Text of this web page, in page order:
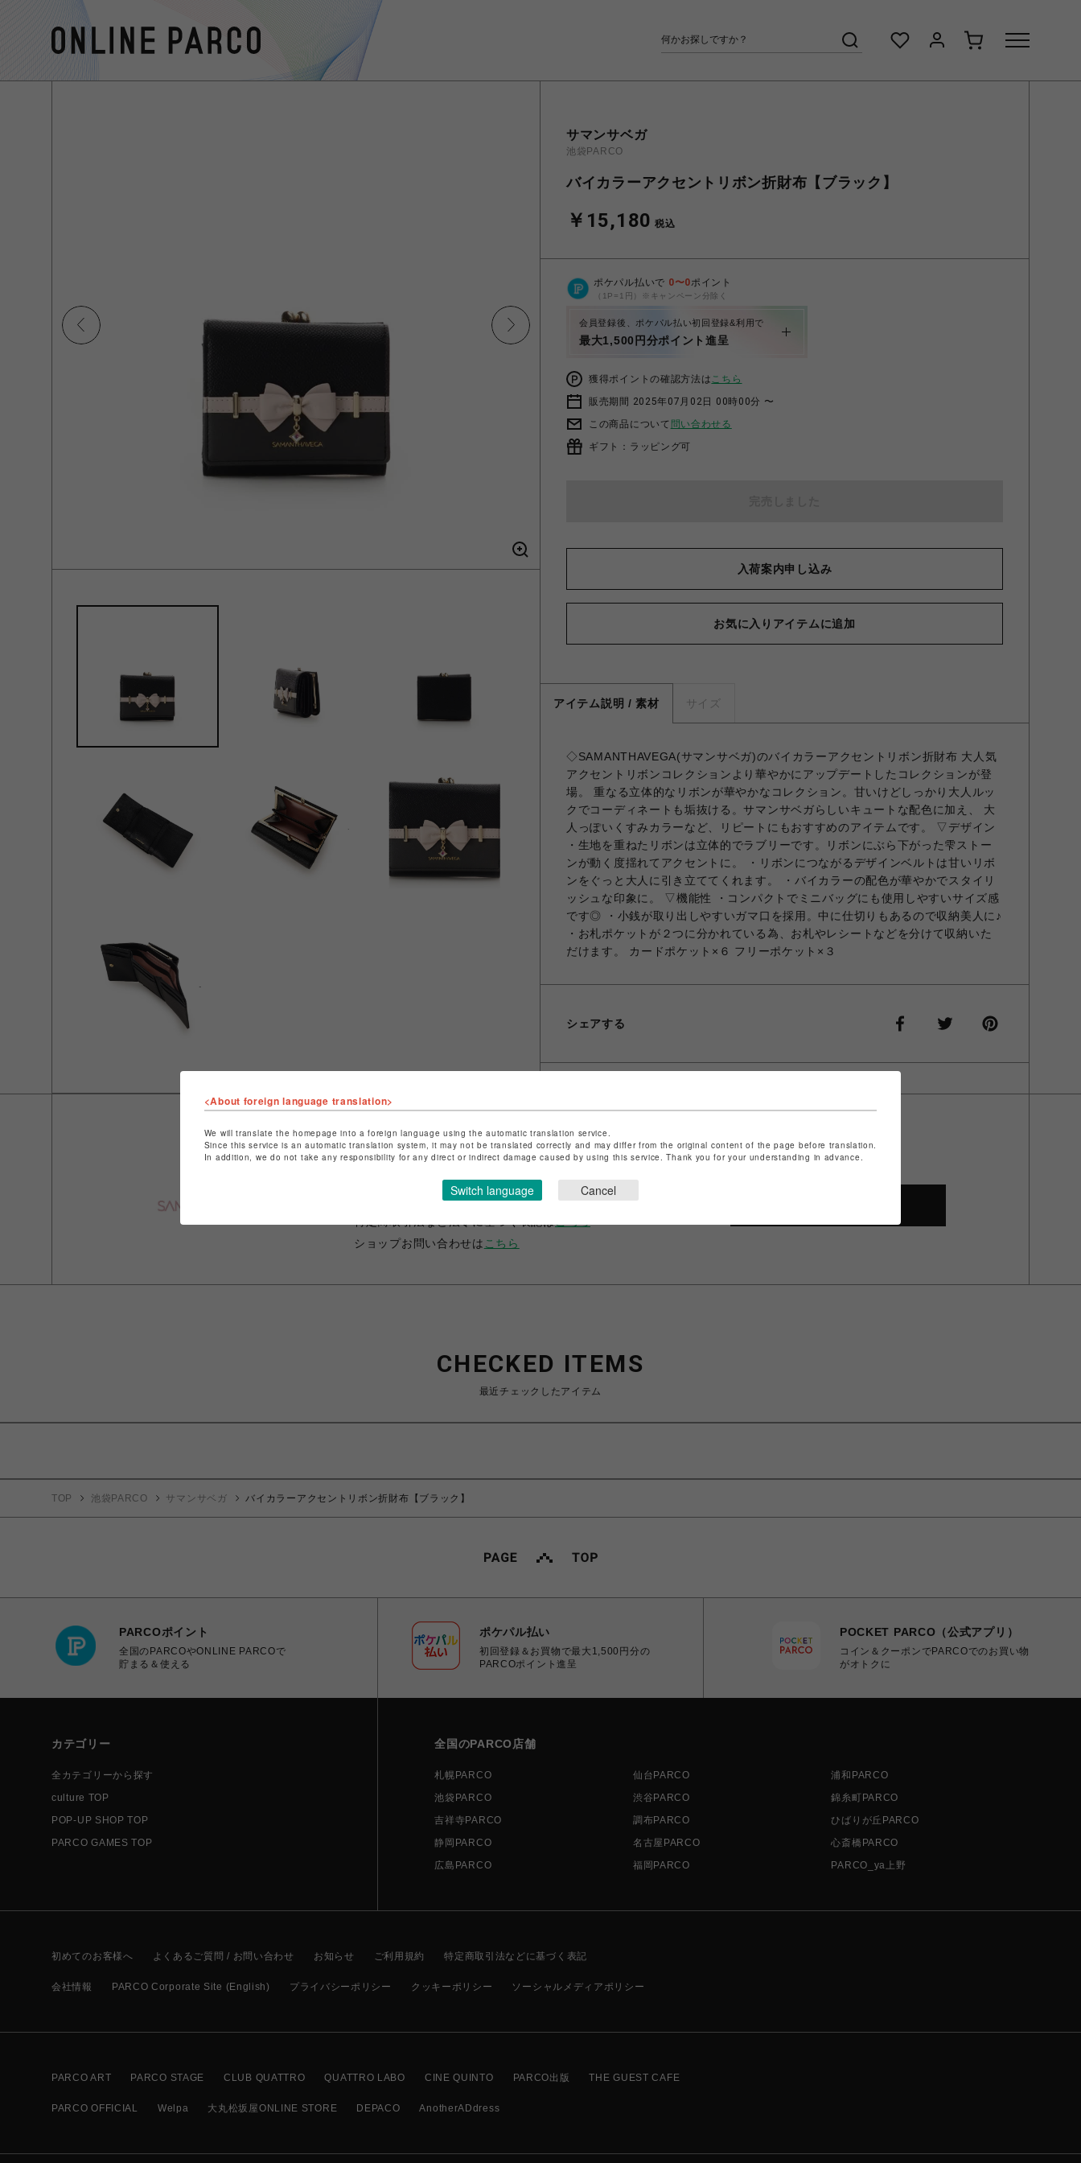
サマンサベガ
池袋PARCO
バイカラーアクセントリボン折財布【ブラック】
￥15,180 税込
ポケパル払いで 0〜0ポイント
（1P=1円）※キャンペーン分除く
会員登録後、ポケパル払い初回登録&利用で
最大1,500円分ポイント進呈
獲得ポイントの確認方法はこちら
販売期間 2025年07月02日 00時00分 〜
この商品について 問い合わせる
ギフト：ラッピング可
入荷案内申し込み
お気に入りアイテムに追加
アイテム説明 / 素材 サイズ
◇SAMANTHAVEGA(サマンサベガ)のバイカラーアクセントリボン折財布 大人気
アクセントリボンコレクションより華やかにアップデートしたコレクションが登
場。 重なる立体的なリボンが華やかなコレクション。甘いけどしっかり大人ルッ
クでコーディネートも垢抜ける。サマンサベガらしいキュートな配色に加え、 大
人っぽいくすみカラーなど、リピートにもおすすめのアイテムです。 ▽デザイン
・生地を重ねたリボンは立体的でラブリーです。リボンにぶら下がった雫ストー
ンが動く度揺れてアクセントに。 ・リボンにつながるデザインベルトは甘いリボ
ンをぐっと大人に引き立ててくれます。 ・バイカラーの配色が華やかでスタイリ
ッシュな印象に。 ▽機能性 ・コンパクトでミニバッグにも使用しやすいサイズ感
です◎ ・小銭が取り出しやすいガマ口を採用。中に仕切りもあるので収納美人に♪
・お札ポケットが２つに分かれている為、お札やレシートなどを分けて収納いた
だけます。 カードポケット×６ フリーポケット×３
シェアする
池袋PARCO
ショップお問い合わせは こちら
CHECKED ITEMS
最近チェックしたアイテム
TOP 池袋PARCO サマンサベガ バイカラーアクセントリボン折財布【ブラック】
PARCOポイント
全国のPARCOやONLINE PARCOで
貯まる＆使える
ポケパル払い
初回登録＆お買物で最大1,500円分の
PARCOポイント進呈
POCKET PARCO（公式アプリ）
コイン＆クーポンでPARCOでのお買い物
がオトクに
カテゴリー
全カテゴリーから探す
culture TOP
POP-UP SHOP TOP
PARCO GAMES TOP
全国のPARCO店舗
札幌PARCO 仙台PARCO
浦和PARCO
池袋PARCO
渋谷PARCO
錦糸町PARCO
吉祥寺PARCO
調布PARCO
ひばりが丘PARCO
静岡PARCO
名古屋PARCO
心斎橋PARCO
広島PARCO
福岡PARCO PARCO_ya上野
初めてのお客様へ よくあるご質問 / お問い合わせ お知らせ ご利用規約 特定商取引法などに基づく表記
会社情報 PARCO Corporate Site (English) プライバシーポリシー クッキーポリシー ソーシャルメディアポリシー
PARCO ART PARCO STAGE CLUB QUATTRO QUATTRO LABO CINE QUINTO PARCO出版 THE GUEST CAFE
PARCO OFFICIAL Welpa 大丸松坂屋ONLINE STORE DEPACO AnotherADdress
<About foreign language translation>
We will translate the homepage into a foreign language using the automatic translation service.
Since this service is an automatic translation system, it may not be translated correctly and may differ from the original content of the page before translation.
In addition, we do not take any responsibility for any direct or indirect damage caused by using this service. Thank you for your understanding in advance.
Switch language Cancel